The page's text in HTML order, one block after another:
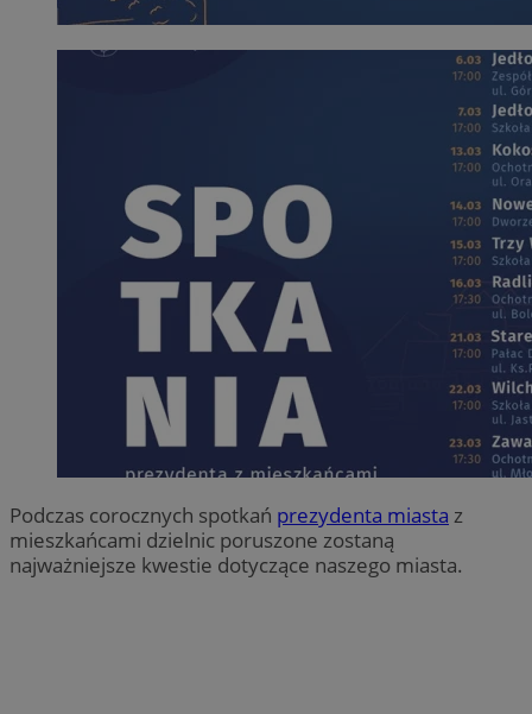
Podczas corocznych spotkań prezydenta miasta z
mieszkańcami dzielnic poruszone zostaną
najważniejsze kwestie dotyczące naszego miasta.